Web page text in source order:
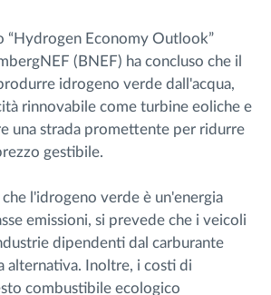
“Hydrogen Economy Outlook”
(BNEF) ha concluso che il
idrogeno verde dall'acqua,
rinnovabile come turbine eoliche e
una strada promettente per ridurre
gestibile.
l'idrogeno verde è un'energia
emissioni, si prevede che i veicoli
dipendenti dal carburante
alternativa. Inoltre, i costi di
combustibile ecologico